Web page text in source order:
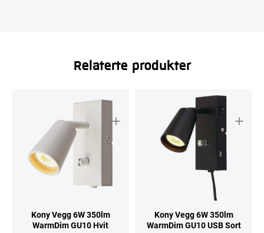
Relaterte produkter
Kony Vegg 6W 350lm
WarmDim GU10 Hvit
Kony Vegg 6W 350lm
WarmDim GU10 USB Sort